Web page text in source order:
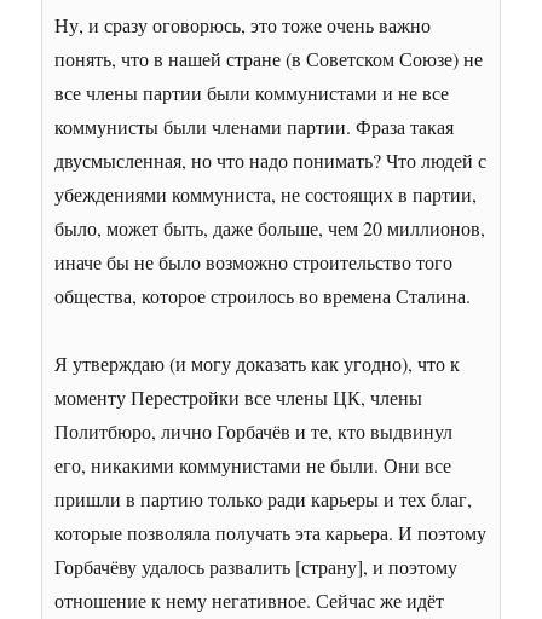
Ну, и сразу оговорюсь, это тоже очень важно
понять, что в нашей стране (в Советском Союзе) не
все члены партии были коммунистами и не все
коммунисты были членами партии. Фраза такая
двусмысленная, но что надо понимать? Что людей с
убеждениями коммуниста, не состоящих в партии,
было, может быть, даже больше, чем 20 миллионов,
иначе бы не было возможно строительство того
общества, которое строилось во времена Сталина.
Я утверждаю (и могу доказать как угодно), что к
моменту Перестройки все члены ЦК, члены
Политбюро, лично Горбачёв и те, кто выдвинул
его, никакими коммунистами не были. Они все
пришли в партию только ради карьеры и тех благ,
которые позволяла получать эта карьера. И поэтому
Горбачёву удалось развалить [страну], и поэтому
отношение к нему негативное. Сейчас же идёт